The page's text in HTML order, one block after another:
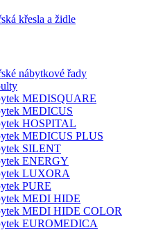
křesla a židle
nábytkové řady
MEDISQUARE
MEDICUS
HOSPITAL
MEDICUS PLUS
SILENT
ENERGY
LUXORA
PURE
MEDI HIDE
MEDI HIDE COLOR
EUROMEDICA